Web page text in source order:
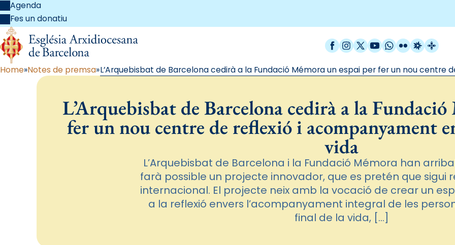
Agenda
Fes un donatiu
Facebook
Instagram
X / Twitter
YouTube
WhatsApp
FlickrRadio
Home Notes de premsa L’Arquebisbat de Barcelona cedirà a la Fundació Mémora un espai per fer un nou
L’Arquebisbat de Barcelona cedirà a la
fer un nou centre de reflexió i acompanyament
vida
L’Arquebisbat de Barcelona i la Fundació Mémora han
farà possible un projecte innovador, que es pretén que sigui
internacional. El projecte neix amb la vocació de crear un
a la reflexió envers l’acompanyament integral de les
final de la vida, […]